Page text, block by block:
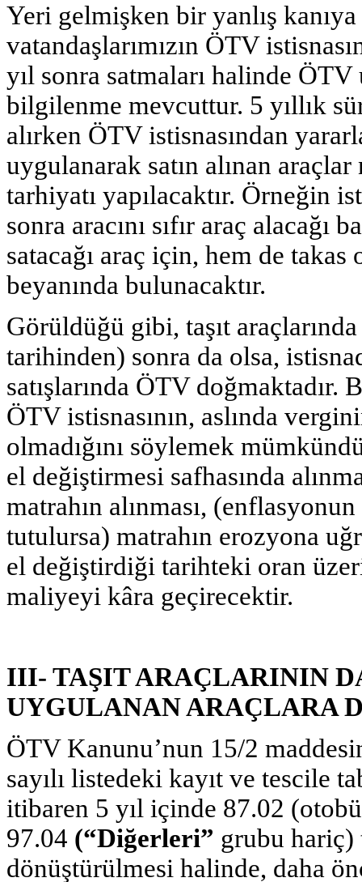
Yeri gelmişken bir yanlış
vatandaşlarımızın ÖTV
yıl sonra satmaları halinde
bilgilenme mevcuttur. 5 yıllık
alırken ÖTV istisnasından
uygulanarak satın alınan araçlar
tarhiyatı yapılacaktır. Örneğin
sonra aracını sıfır araç
satacağı araç için, hem de
beyanında bulunacaktır.
Görüldüğü gibi, taşıt
tarihinden) sonra da olsa,
satışlarında ÖTV doğmaktadır.
ÖTV istisnasının, aslında
olmadığını söylemek
el değiştirmesi safhasında
matrahın alınması,
tutulursa) matrahın erozyona
el değiştirdiği tarihteki oran
maliyeyi kâra geçirecektir.
III- TAŞIT ARAÇLARININ
UYGULANAN ARAÇLARA
ÖTV Kanunu’nun 15/2
sayılı listedeki kayıt ve tescile
itibaren 5 yıl içinde 87.02
97.04 (“Diğerleri” grubu hariç)
dönüştürülmesi halinde, daha